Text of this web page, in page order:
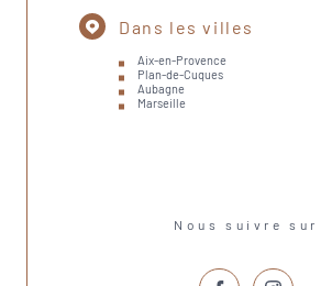
Dans les villes
Aix-en-Provence
Plan-de-Cuques
Aubagne
Marseille
Nous suivre sur